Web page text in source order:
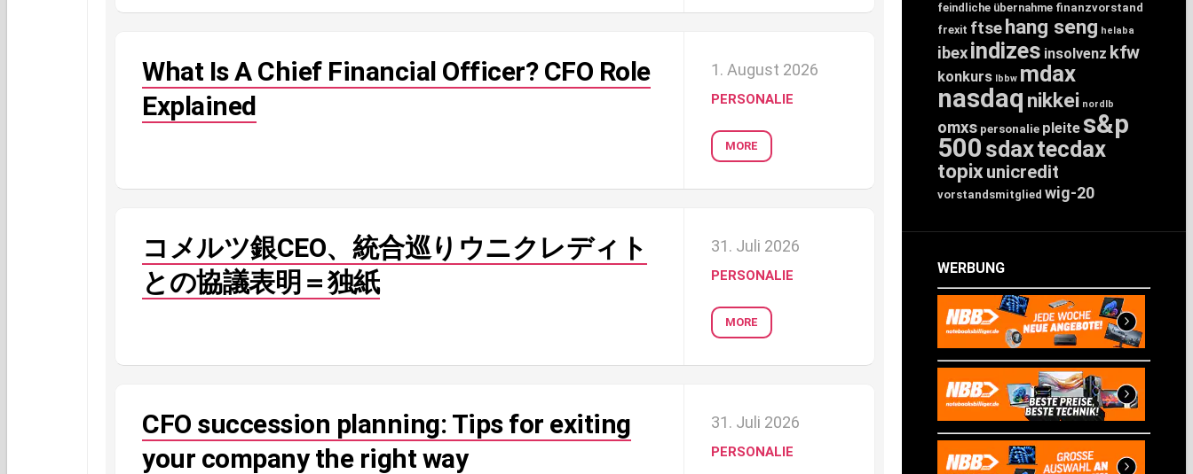
feindliche übernahme finanzvorstand
frexit ftse hang seng helaba
ibexindizes insolvenz kfw
konkurs lbbw mdax
nasdaq nikkei nordlb
omxs personalie pleite s&p
500 sdaxtecdax
topixunicredit
vorstandsmitglied wig-20
WERBUNG
What Is A Chief Financial Officer? CFO Role
Explained
1. August 2026
PERSONALIE
MORE
コメルツ銀CEO、統合巡りウニクレディト
との協議表明＝独紙
31. Juli 2026
PERSONALIE
MORE
CFO succession planning: Tips for exiting
your company the right way
31. Juli 2026
PERSONALIE